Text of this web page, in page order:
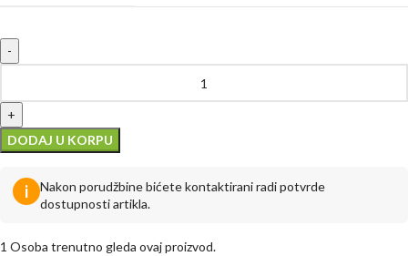
DODAJ U KORPU
i
Nakon porudžbine bićete kontaktirani radi potvrde
dostupnosti artikla.
1 Osoba trenutno gleda ovaj proizvod.